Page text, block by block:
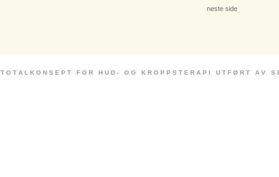
neste side
T O T A L K O N S E P T F O R H U D - O G K R O P P S T E R A P I U T F Ø R T A V S